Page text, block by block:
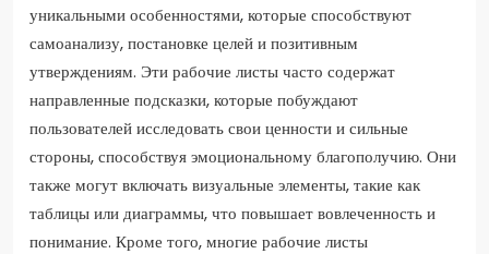
уникальными особенностями, которые способствуют
самоанализу, постановке целей и позитивным
утверждениям. Эти рабочие листы часто содержат
направленные подсказки, которые побуждают
пользователей исследовать свои ценности и сильные
стороны, способствуя эмоциональному благополучию. Они
также могут включать визуальные элементы, такие как
таблицы или диаграммы, что повышает вовлеченность и
понимание. Кроме того, многие рабочие листы